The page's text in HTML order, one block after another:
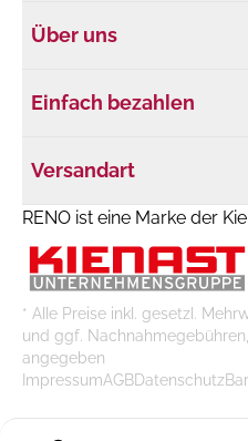
Über uns
Einfach bezahlen
Versandart
RENO ist eine Marke der
* Alle Preise inkl. gesetzl.
und ggf.
angegeben
ImpressumAGBDatenschutz